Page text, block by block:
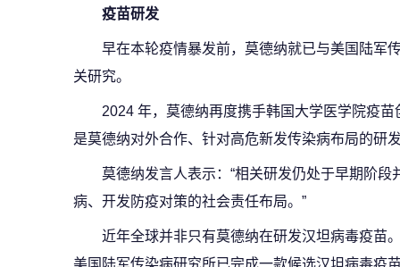
疫苗研发
早在本轮疫情暴发前，莫德纳就已与美国陆军
关研究。
2024 年，莫德纳再度携手韩国大学医学院疫
是莫德纳对外合作、针对高危新发传染病布局的研
莫德纳发言人表示：“相关研发仍处于早期阶
病、开发防疫对策的社会责任布局。”
近年全球并非只有莫德纳在研发汉坦病毒疫苗
美国陆军传染病研究所已完成一款候选汉坦病毒疫